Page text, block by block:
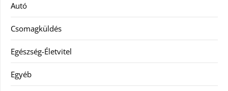
Autó
Csomagküldés
Egészség-Életvitel
Egyéb